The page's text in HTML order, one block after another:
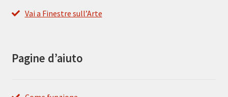
Vai a Finestre sull’Arte
Pagine d’aiuto